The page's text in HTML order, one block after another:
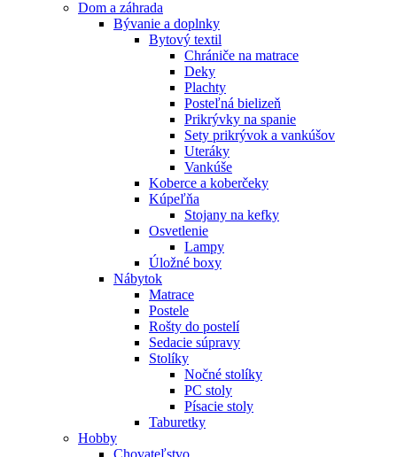
Dom a záhrada
Bývanie a doplnky
Bytový textil
Chrániče na matrace
Deky
Plachty
Posteľná bielizeň
Prikrývky na spanie
Sety prikrývok a vankúšov
Uteráky
Vankúše
Koberce a koberčeky
Kúpeľňa
Stojany na kefky
Osvetlenie
Lampy
Úložné boxy
Nábytok
Matrace
Postele
Rošty do postelí
Sedacie súpravy
Stolíky
Nočné stolíky
PC stoly
Písacie stoly
Taburetky
Hobby
Chovateľstvo